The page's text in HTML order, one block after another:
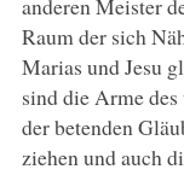
Raum der sich
Marias und Jesu
sind die Arme
der betenden
ziehen und auch